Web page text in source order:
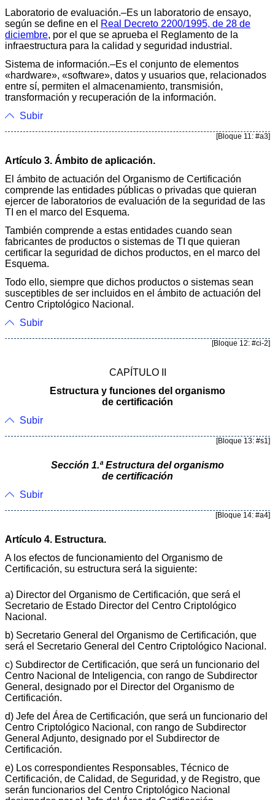
Laboratorio de evaluación.–Es un laboratorio de ensayo,
según se define en el Real Decreto 2200/1995, de 28 de
diciembre, por el que se aprueba el Reglamento de la
infraestructura para la calidad y seguridad industrial.
Sistema de información.–Es el conjunto de elementos
«hardware», «software», datos y usuarios que, relacionados
entre sí, permiten el almacenamiento, transmisión,
transformación y recuperación de la información.
Subir
[Bloque 11: #a3]
Artículo 3. Ámbito de aplicación.
El ámbito de actuación del Organismo de Certificación
comprende las entidades públicas o privadas que quieran
ejercer de laboratorios de evaluación de la seguridad de las
TI en el marco del Esquema.
También comprende a estas entidades cuando sean
fabricantes de productos o sistemas de TI que quieran
certificar la seguridad de dichos productos, en el marco del
Esquema.
Todo ello, siempre que dichos productos o sistemas sean
susceptibles de ser incluidos en el ámbito de actuación del
Centro Criptológico Nacional.
Subir
[Bloque 12: #ci-2]
CAPÍTULO II
Estructura y funciones del organismo
de certificación
Subir
[Bloque 13: #s1]
Sección 1.ª Estructura del organismo
de certificación
Subir
[Bloque 14: #a4]
Artículo 4. Estructura.
A los efectos de funcionamiento del Organismo de
Certificación, su estructura será la siguiente:
a) Director del Organismo de Certificación, que será el
Secretario de Estado Director del Centro Criptológico
Nacional.
b) Secretario General del Organismo de Certificación, que
será el Secretario General del Centro Criptológico Nacional.
c) Subdirector de Certificación, que será un funcionario del
Centro Nacional de Inteligencia, con rango de Subdirector
General, designado por el Director del Organismo de
Certificación.
d) Jefe del Área de Certificación, que será un funcionario del
Centro Criptológico Nacional, con rango de Subdirector
General Adjunto, designado por el Subdirector de
Certificación.
e) Los correspondientes Responsables, Técnico de
Certificación, de Calidad, de Seguridad, y de Registro, que
serán funcionarios del Centro Criptológico Nacional